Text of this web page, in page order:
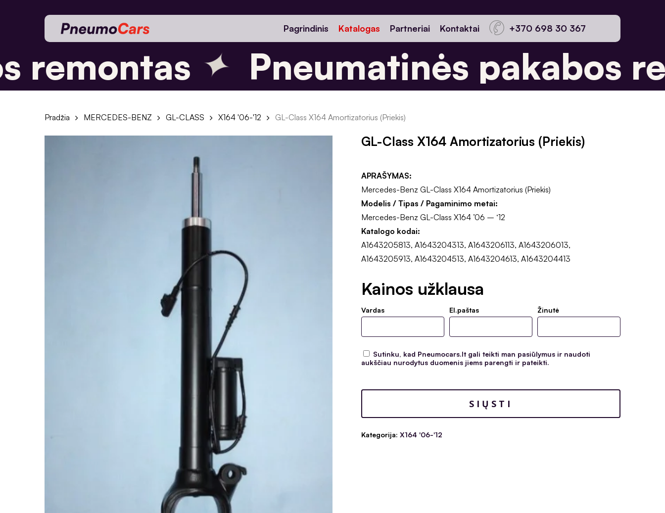
Pagrindinis Katalogas Partneriai Kontaktai +370 698 30 367
✦ Pneumatinės pakabos
Pradžia MERCEDES-BENZ GL-CLASS X164 '06-'12 GL-Class X164 Amortizatorius (Priekis)
GL-Class X164 Amortizatorius (Priekis)
APRAŠYMAS:
Mercedes-Benz GL-Class X164 Amortizatorius (Priekis)
Modelis / Tipas / Pagaminimo metai:
Mercedes-Benz GL-Class X164 ’06 – ‘12
Katalogo kodai:
A1643205813, A1643204313, A1643206113, A1643206013,
A1643205913, A1643204513, A1643204613, A1643204413
Kainos užklausa
Vardas El.paštas Žinutė
Sutinku, kad Pneumocars.lt gali teikti man pasiūlymus ir naudoti
aukščiau nurodytus duomenis jiems parengti ir pateikti.
Kategorija:X164 '06-'12